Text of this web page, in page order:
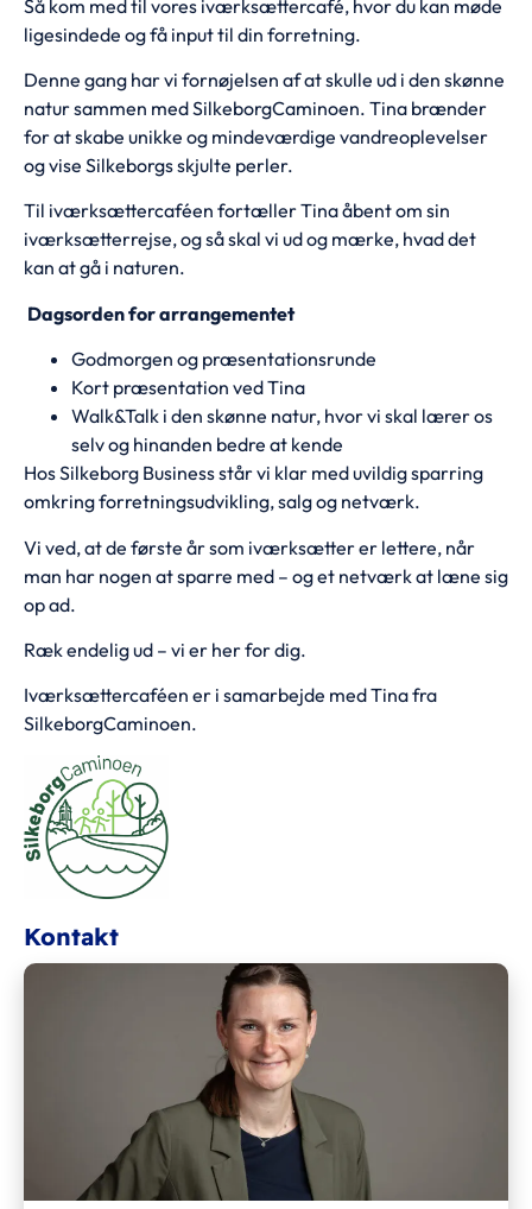
Så kom med til vores iværksættercafé, hvor du kan møde
ligesindede og få input til din forretning.
Denne gang har vi fornøjelsen af at skulle ud i den skønne
natur sammen med SilkeborgCaminoen. Tina brænder
for at skabe unikke og mindeværdige vandreoplevelser
og vise Silkeborgs skjulte perler.
Til iværksættercaféen fortæller Tina åbent om sin
iværksætterrejse, og så skal vi ud og mærke, hvad det
kan at gå i naturen.
Dagsorden for arrangementet
Godmorgen og præsentationsrunde
Kort præsentation ved Tina
Walk&Talk i den skønne natur, hvor vi skal lærer os
selv og hinanden bedre at kende
Hos Silkeborg Business står vi klar med uvildig sparring
omkring forretningsudvikling, salg og netværk.
Vi ved, at de første år som iværksætter er lettere, når
man har nogen at sparre med – og et netværk at læne sig
op ad.
Ræk endelig ud – vi er her for dig.
Iværksættercaféen er i samarbejde med Tina fra
SilkeborgCaminoen.
Kontakt